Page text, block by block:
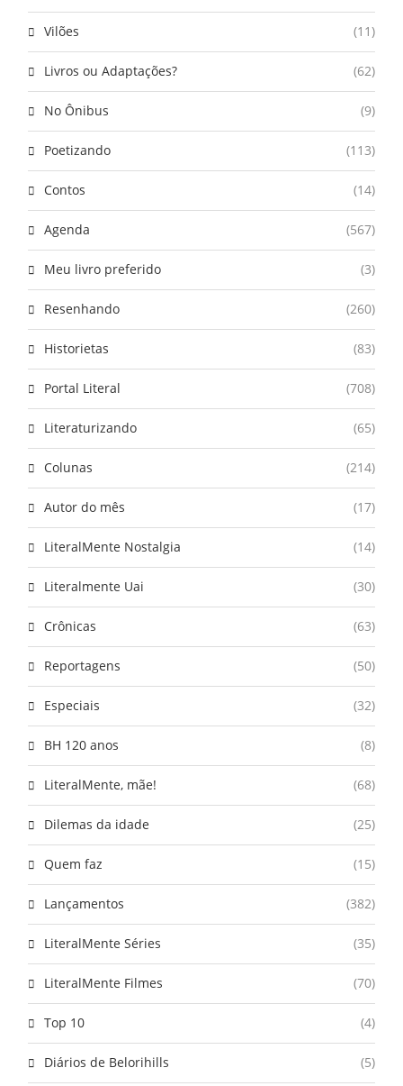
Vilões (11)
Livros ou Adaptações? (62)
No Ônibus (9)
Poetizando (113)
Contos (14)
Agenda (567)
Meu livro preferido (3)
Resenhando (260)
Historietas (83)
Portal Literal (708)
Literaturizando (65)
Colunas (214)
Autor do mês (17)
LiteralMente Nostalgia (14)
Literalmente Uai (30)
Crônicas (63)
Reportagens (50)
Especiais (32)
BH 120 anos (8)
LiteralMente, mãe! (68)
Dilemas da idade (25)
Quem faz (15)
Lançamentos (382)
LiteralMente Séries (35)
LiteralMente Filmes (70)
Top 10 (4)
Diários de Belorihills (5)